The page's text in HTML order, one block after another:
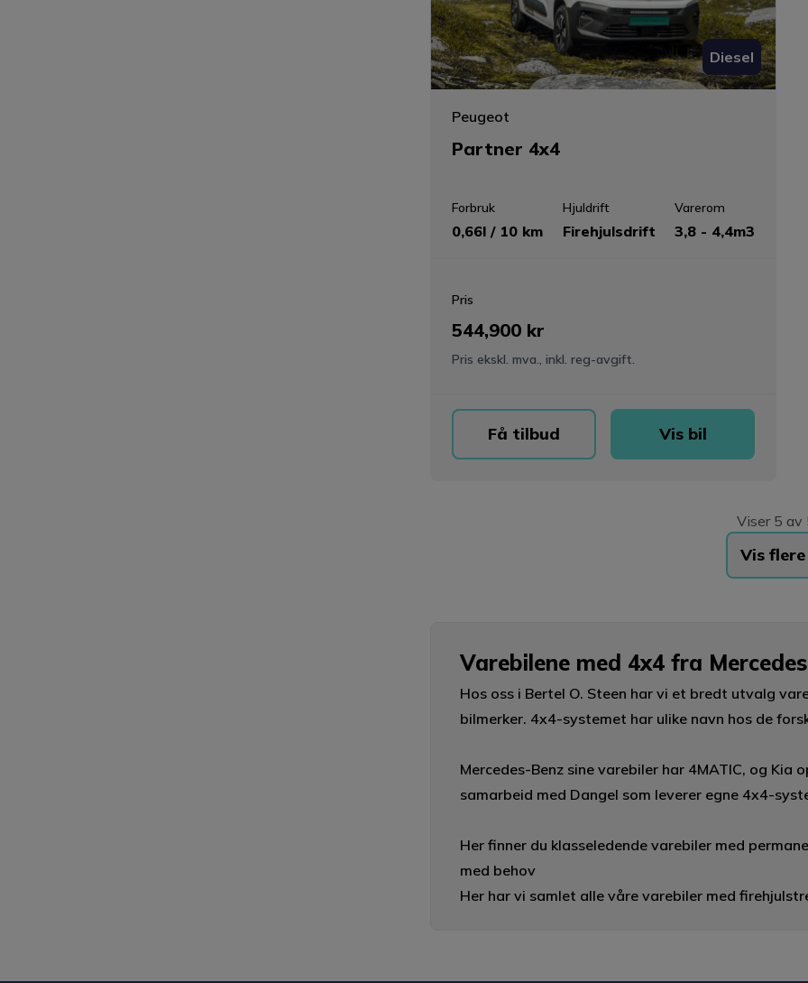
Diesel
Peugeot
Partner 4x4
Forbruk
0,66l / 10 km
Hjuldrift
Firehjulsdrift
Varerom
3,8 - 4,4m3
Pris
544,900 kr
Pris ekskl. mva., inkl. reg-avgift.
Få tilbud Vis bil
Viser 5 av
Vis
Varebilene med 4x4 fra
Hos oss i Bertel O. Steen har vi et bredt utvalg
bilmerker. 4x4-systemet har ulike navn hos de
Mercedes-Benz sine varebiler har 4MATIC, og Kia
samarbeid med Dangel som leverer egne 4x4-
Her finner du klasseledende varebiler med
med behov
Her har vi samlet alle våre varebiler med